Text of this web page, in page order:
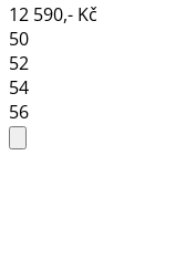
12 590,- Kč
50
52
54
56